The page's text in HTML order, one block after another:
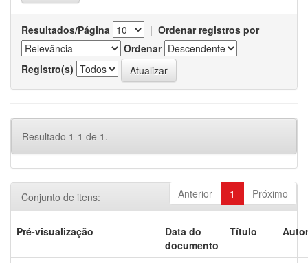
Resultados/Página | Ordenar registros por
Ordenar
Registro(s)
Resultado 1-1 de 1.
Anterior 1 Próximo
Conjunto de itens:
Pré-visualização
Data do
documento
Título